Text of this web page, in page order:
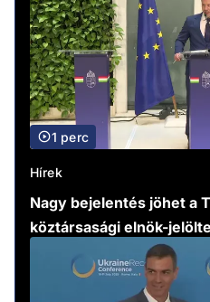
1 perc
Hírek
Nagy bejelentés jöhet a
köztársasági elnök-